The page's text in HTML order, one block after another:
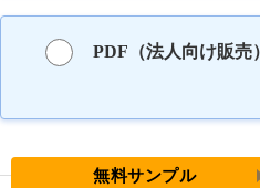
PDF（法人向け販売）
無料サンプル